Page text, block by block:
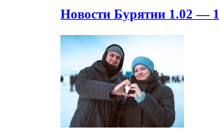
Новости Бурятии 1.02 —